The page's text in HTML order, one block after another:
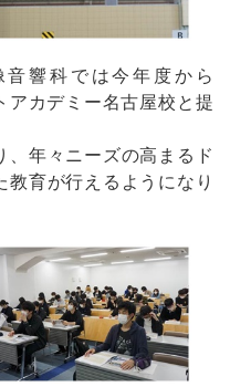
響科では今年度から
アカデミー名古屋校と提
、年々ニーズの高まるド
教育が行えるようになり